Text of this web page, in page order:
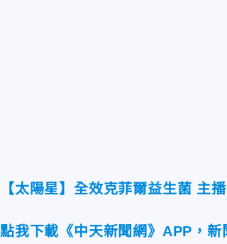
【太陽星】全效克菲爾益生菌 主
點我下載《中天新聞網》APP，